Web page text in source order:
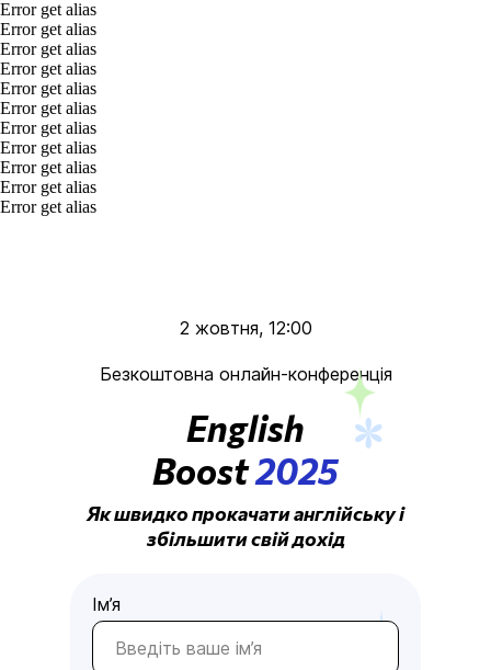
Error get alias
Error get alias
Error get alias
Error get alias
Error get alias
Error get alias
Error get alias
Error get alias
Error get alias
Error get alias
Error get alias
English
Boost2025
Як швидко прокачати англійську і
збільшити свій дохід
Безкоштовна онлайн-конференція
2 жовтня, 12:00
Ім’я